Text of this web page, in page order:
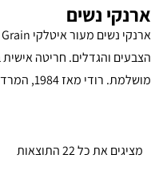
ארנקי נשים
הצבעים והגדלים. חריטה
מושלמת. רודי מאז 1984, המרד 29 תל אביב.
מציגים את כל ⁦22⁩ התוצאות